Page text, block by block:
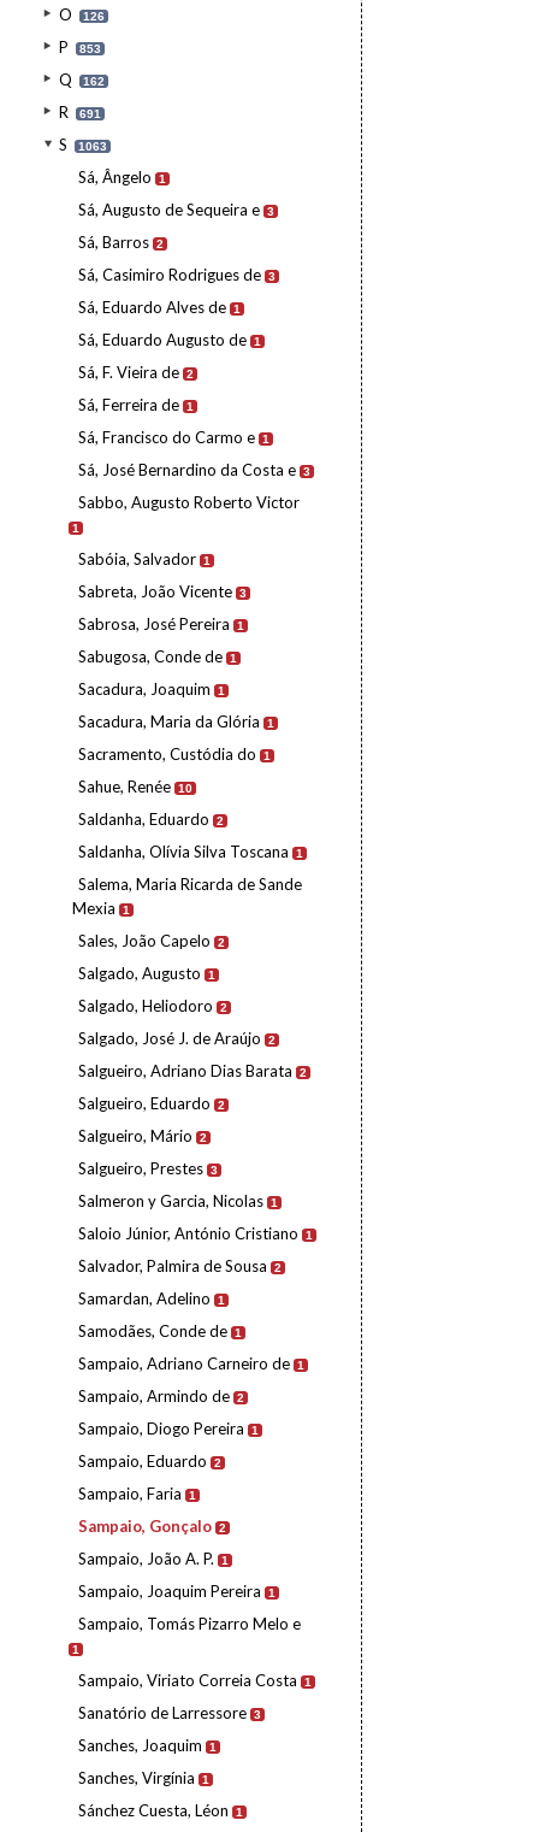
O 126
P 853
Q 162
R 691
S 1063
Sá, Ângelo 1
Sá, Augusto de Sequeira e 3
Sá, Barros 2
Sá, Casimiro Rodrigues de 3
Sá, Eduardo Alves de 1
Sá, Eduardo Augusto de 1
Sá, F. Vieira de 2
Sá, Ferreira de 1
Sá, Francisco do Carmo e 1
Sá, José Bernardino da Costa e 3
Sabbo, Augusto Roberto Victor
1
Sabóia, Salvador 1
Sabreta, João Vicente 3
Sabrosa, José Pereira 1
Sabugosa, Conde de 1
Sacadura, Joaquim 1
Sacadura, Maria da Glória 1
Sacramento, Custódia do 1
Sahue, Renée 10
Saldanha, Eduardo 2
Saldanha, Olívia Silva Toscana 1
Salema, Maria Ricarda de Sande
Mexia
1
Sales, João Capelo 2
Salgado, Augusto 1
Salgado, Heliodoro 2
Salgado, José J. de Araújo 2
Salgueiro, Adriano Dias Barata 2
Salgueiro, Eduardo 2
Salgueiro, Mário 2
Salgueiro, Prestes 3
Salmeron y Garcia, Nicolas 1
Saloio Júnior, António Cristiano 1
Salvador, Palmira de Sousa 2
Samardan, Adelino 1
Samodães, Conde de 1
Sampaio, Adriano Carneiro de 1
Sampaio, Armindo de 2
Sampaio, Diogo Pereira 1
Sampaio, Eduardo 2
Sampaio, Faria 1
Sampaio, Gonçalo 2
Sampaio, João A. P. 1
Sampaio, Joaquim Pereira 1
Sampaio, Tomás Pizarro Melo e
1
Sampaio, Viriato Correia Costa 1
Sanatório de Larressore 3
Sanches, Joaquim 1
Sanches, Virgínia 1
Sánchez Cuesta, Léon 1